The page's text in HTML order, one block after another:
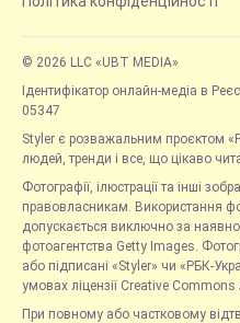
© 2026 LLC «UBT MEDIA»
Ідентифікатор онлайн-медіа в
05347
Styler є розважальним проєктом
людей, тренди і все, що цікаво
Фотографії, ілюстрації та інші
правовласникам. Використання
допускається виключно за
фотоагентства Getty Images.
або підписані «Styler» чи «РБК-
умовах ліцензії Creative
При повному або частковому